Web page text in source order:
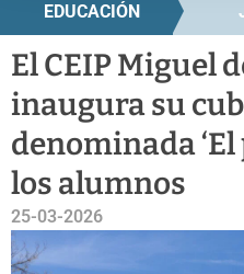
EDUCACIÓN
El CEIP Miguel
inaugura su
denominada
los alumnos
25-03-2026